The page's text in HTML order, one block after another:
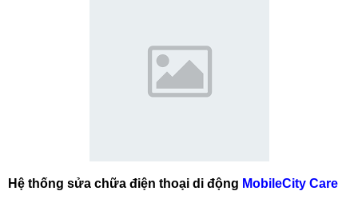
Hệ thống sửa chữa điện thoại di động MobileCity Care